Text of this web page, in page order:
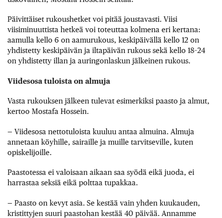
Päivittäiset rukoushetket voi pitää joustavasti. Viisi
viisiminuuttista hetkeä voi toteuttaa kolmena eri kertana:
aamulla kello 6 on aamurukous, keskipäivällä kello 12 on
yhdistetty keskipäivän ja iltapäivän rukous sekä kello 18–24
on yhdistetty illan ja auringonlaskun jälkeinen rukous.
Viidesosa tuloista on almuja
Vasta rukouksen jälkeen tulevat esimerkiksi paasto ja almut,
kertoo Mostafa Hossein.
— Viidesosa nettotuloista kuuluu antaa almuina. Almuja
annetaan köyhille, sairaille ja muille tarvitseville, kuten
opiskelijoille.
Paastotessa ei valoisaan aikaan saa syödä eikä juoda, ei
harrastaa seksiä eikä polttaa tupakkaa.
— Paasto on kevyt asia. Se kestää vain yhden kuukauden,
kristittyjen suuri paastohan kestää 40 päivää. Annamme